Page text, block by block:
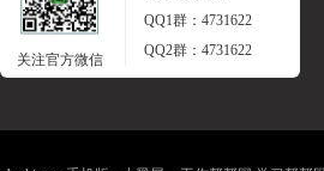
关注官方微信
QQ1群：4731622
QQ2群：4731622